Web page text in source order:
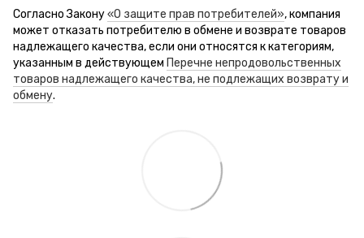
Согласно Закону«О защите прав потребителей», компания
может отказать потребителю в обмене и возврате товаров
надлежащего качества, если они относятся к категориям,
указанным в действующем Перечне непродовольственных
товаров надлежащего качества, не подлежащих возврату и
обмену.